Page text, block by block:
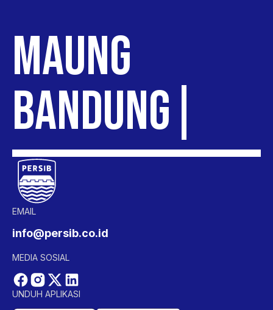
MAUNG
BANDUNG
EMAIL
info@persib.co.id
MEDIA SOSIAL
UNDUH APLIKASI